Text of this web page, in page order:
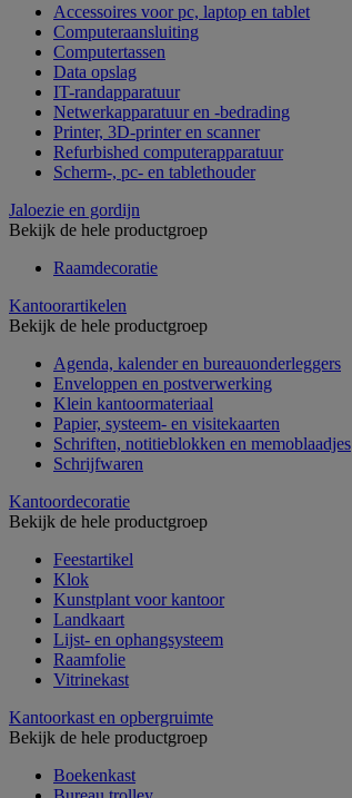
Accessoires voor pc, laptop en tablet
Computeraansluiting
Computertassen
Data opslag
IT-randapparatuur
Netwerkapparatuur en -bedrading
Printer, 3D-printer en scanner
Refurbished computerapparatuur
Scherm-, pc- en tablethouder
Jaloezie en gordijn
Bekijk de hele productgroep
Raamdecoratie
Kantoorartikelen
Bekijk de hele productgroep
Agenda, kalender en bureauonderleggers
Enveloppen en postverwerking
Klein kantoormateriaal
Papier, systeem- en visitekaarten
Schriften, notitieblokken en memoblaadjes
Schrijfwaren
Kantoordecoratie
Bekijk de hele productgroep
Feestartikel
Klok
Kunstplant voor kantoor
Landkaart
Lijst- en ophangsysteem
Raamfolie
Vitrinekast
Kantoorkast en opbergruimte
Bekijk de hele productgroep
Boekenkast